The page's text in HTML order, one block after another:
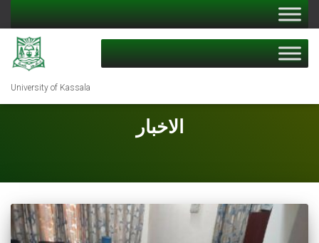
University of Kassala
الاخبار